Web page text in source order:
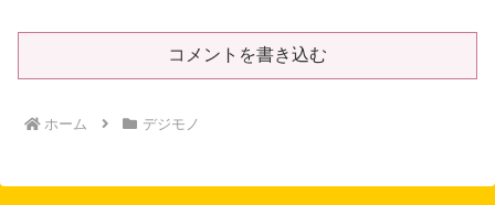
コメントを書き込む
ホーム デジモノ